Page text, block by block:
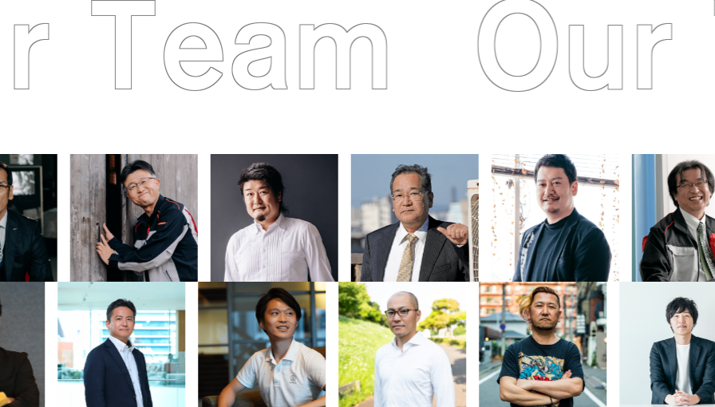
Team Our